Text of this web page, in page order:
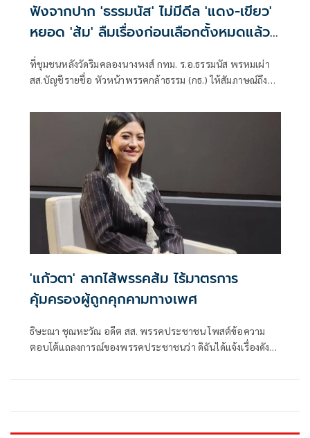
ฟังจากปาก 'ธรรมนัส' ไม่มีดีล 'แดง-เขียว'
หยอด 'ส้ม' ลืมเรื่องก่อนเลือกตั้งหมดแล้ว
ศัตรูก็กลับมารักกันได้
ที่ชุมชนหลังวัดริมคลองนางหงส์ กทม. ร.อ.ธรรมนัส พรหมเผ่า
สส.บัญชีรายชื่อ หัวหน้าพรรคกล้าธรรม (กธ.) ให้สัมภาษณ์ถึง
'แก้วตา' ลากไส้พรรคส้ม ไร้มาตรการ
คุ้มครองผู้ถูกคุกคามทางเพศ
ธิษะณา ชุณหะวัณ อดีต สส. พรรคประชาชน โพสต์ข้อความ
ตอบโต้แถลงการณ์ของพรรคประชาชนว่า ดิฉันได้แจ้งเรื่องดัง